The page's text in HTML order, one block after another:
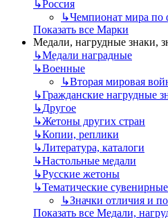
↳Россия
↳Чемпионат мира по
Показать все Марки
Медали, нагрудные знаки,
↳Mедали наградные
↳Военные
↳Вторая мировая
↳Гражданские нагрудные
↳Другое
↳Жетоны других стран
↳Копии, реплики
↳Литература, каталоги
↳Настольные медали
↳Русские жетоны
↳Тематические
↳Значки отличия и
Показать все Медали,